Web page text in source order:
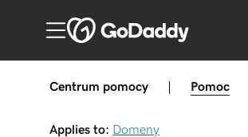
Centrum pomocy Pomoc
Applies to: Domeny